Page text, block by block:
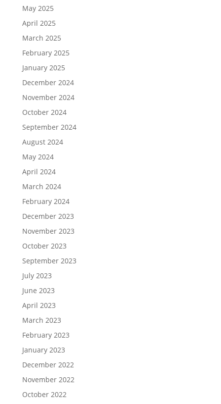
May 2025
April 2025
March 2025
February 2025
January 2025
December 2024
November 2024
October 2024
September 2024
August 2024
May 2024
April 2024
March 2024
February 2024
December 2023
November 2023
October 2023
September 2023
July 2023
June 2023
April 2023
March 2023
February 2023
January 2023
December 2022
November 2022
October 2022